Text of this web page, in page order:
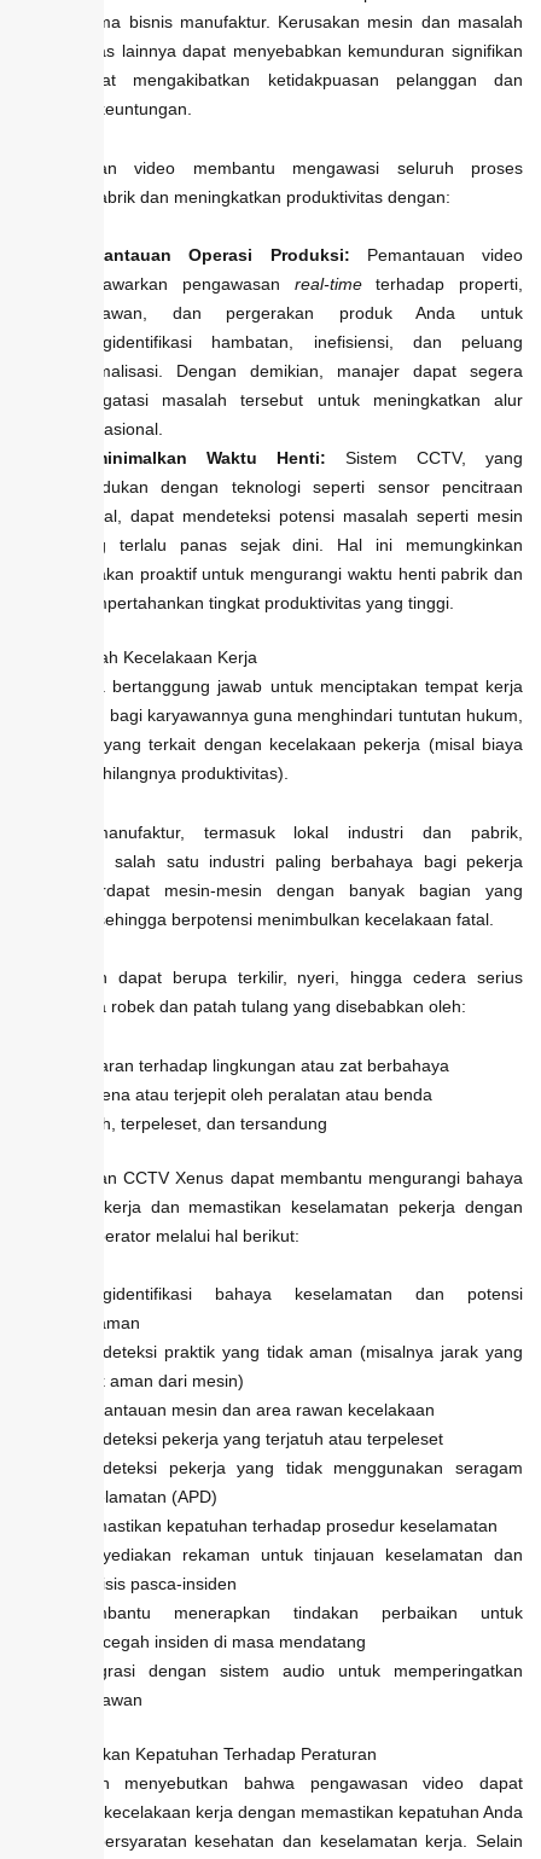
tujuan utama bisnis manufaktur. Kerusakan mesin dan masalah
produktivitas lainnya dapat menyebabkan kemunduran signifikan
yang dapat mengakibatkan ketidakpuasan pelanggan dan
hilangnya keuntungan.
Pengawasan video membantu mengawasi seluruh proses
produksi pabrik dan meningkatkan produktivitas dengan:
Pemantauan Operasi Produksi: Pemantauan video
menawarkan pengawasan real-timeterhadap properti,
karyawan, dan pergerakan produk Anda untuk
mengidentifikasi hambatan, inefisiensi, dan peluang
optimalisasi. Dengan demikian, manajer dapat segera
mengatasi masalah tersebut untuk meningkatkan alur
operasional.
Meminimalkan Waktu Henti: Sistem CCTV, yang
dipadukan dengan teknologi seperti sensor pencitraan
termal, dapat mendeteksi potensi masalah seperti mesin
yang terlalu panas sejak dini. Hal ini memungkinkan
tindakan proaktif untuk mengurangi waktu henti pabrik dan
mempertahankan tingkat produktivitas yang tinggi.
5. Mencegah Kecelakaan Kerja
Pengusaha bertanggung jawab untuk menciptakan tempat kerja
yang aman bagi karyawannya guna menghindari tuntutan hukum,
dan biaya yang terkait dengan kecelakaan pekerja (misal biaya
medis dan hilangnya produktivitas).
Industri manufaktur, termasuk lokal industri dan pabrik,
merupakan salah satu industri paling berbahaya bagi pekerja
karena terdapat mesin-mesin dengan banyak bagian yang
bergerak, sehingga berpotensi menimbulkan kecelakaan fatal.
Kecelakaan dapat berupa terkilir, nyeri, hingga cedera serius
seperti luka robek dan patah tulang yang disebabkan oleh:
Paparan terhadap lingkungan atau zat berbahaya
Terkena atau terjepit oleh peralatan atau benda
Jatuh, terpeleset, dan tersandung
Pengawasan CCTV Xenus dapat membantu mengurangi bahaya
di tempat kerja dan memastikan keselamatan pekerja dengan
bantuan operator melalui hal berikut:
Mengidentifikasi bahaya keselamatan dan potensi
ancaman
Mendeteksi praktik yang tidak aman (misalnya jarak yang
tidak aman dari mesin)
Pemantauan mesin dan area rawan kecelakaan
Mendeteksi pekerja yang terjatuh atau terpeleset
Mendeteksi pekerja yang tidak menggunakan seragam
keselamatan (APD)
Memastikan kepatuhan terhadap prosedur keselamatan
Menyediakan rekaman untuk tinjauan keselamatan dan
analisis pasca-insiden
Membantu menerapkan tindakan perbaikan untuk
mencegah insiden di masa mendatang
Integrasi dengan sistem audio untuk memperingatkan
karyawan
6. Memastikan Kepatuhan Terhadap Peraturan
Kami telah menyebutkan bahwa pengawasan video dapat
mencegah kecelakaan kerja dengan memastikan kepatuhan Anda
terhadap persyaratan kesehatan dan keselamatan kerja. Selain